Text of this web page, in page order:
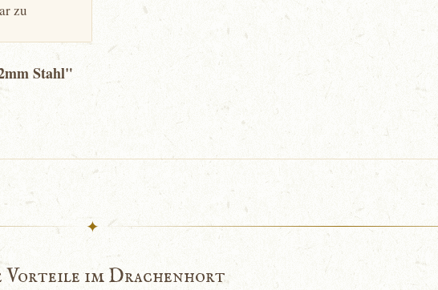
zu
Stahl"
✦
Vorteile im Drachenhort